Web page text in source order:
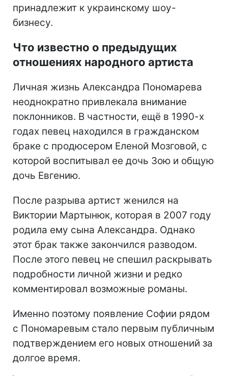
принадлежит к украинскому шоу-
бизнесу.
Что известно о предыдущих
отношениях народного артиста
Личная жизнь Александра Пономарева
неоднократно привлекала внимание
поклонников. В частности, ещё в 1990-х
годах певец находился в гражданском
браке с продюсером Еленой Мозговой, с
которой воспитывал ее дочь Зою и общую
дочь Евгению.
После разрыва артист женился на
Виктории Мартынюк, которая в 2007 году
родила ему сына Александра. Однако
этот брак также закончился разводом.
После этого певец не спешил раскрывать
подробности личной жизни и редко
комментировал возможные романы.
Именно поэтому появление Софии рядом
с Пономаревым стало первым публичным
подтверждением его новых отношений за
долгое время.